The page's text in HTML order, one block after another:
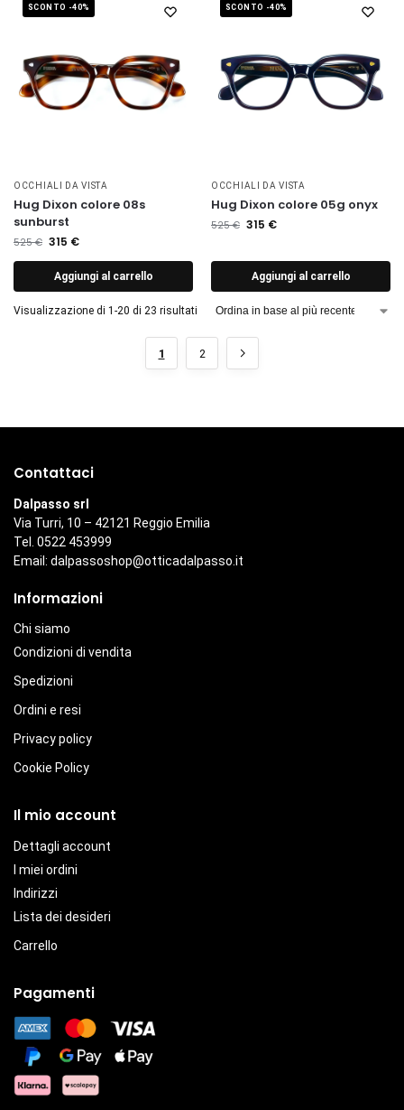
SCONTO -40%
OCCHIALI DA VISTA
Hug Dixon colore 08s
sunburst
525€ 315 €
Aggiungi al carrello
SCONTO -40%
OCCHIALI DA VISTA
Hug Dixon colore 05g onyx
525€ 315 €
Aggiungi al carrello
Visualizzazione di 1-20 di 23 risultati
1 2
Contattaci
Dalpasso srl
Via Turri, 10 – 42121 Reggio Emilia
Tel. 0522 453999
Email: dalpassoshop@otticadalpasso.it
Informazioni
Chi siamo
Condizioni di vendita
Spedizioni
Ordini e resi
Privacy policy
Cookie Policy
Il mio account
Dettagli account
I miei ordini
Indirizzi
Lista dei desideri
Carrello
Pagamenti